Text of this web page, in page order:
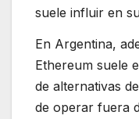
suele influir en
En Argentina,
Ethereum suele
de alternativas
de operar fuera